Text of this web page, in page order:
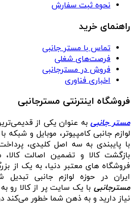
نحوه ثبت سفارش
راهنمای خرید
تماس با مستر جانبی
فرصت‌های شغلی
فروش در مسترجانبی
اخباری فناوری
فروشگاه اینترنتی مسترجانبی
مستر جانبیبه عنوان یکی از
لوازم جانبی کامپیوتر، موبایل و
بازگشت کالا و تضمین اصالت
فروشگاه‌ های معتبر دنیا، به یک از
ایران در حوزه لوازم جانبی
مسترجانبی با یک سایت پر از کالا رو
نیاز دارید و به ذهن شما خطور می‌کند